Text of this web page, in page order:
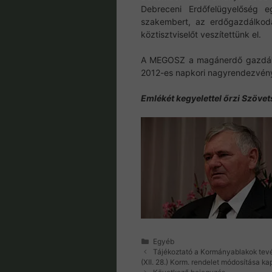
Debreceni Erdőfelügyelőség
szakembert, az
köztisztviselőt veszítettünk el.
A MEGOSZ a magánerdő
2012-es napkori
Emlékét kegyelettel őrzi
Kategória
Egyéb
Tájékoztató a Kormányablakok
(XII. 28.) Korm. rendelet módosítása